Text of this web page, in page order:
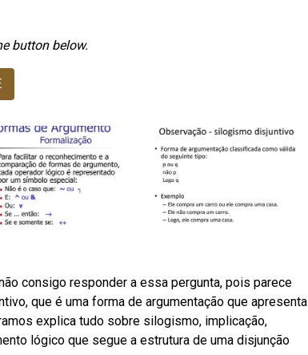
button below.
consigo responder a essa pergunta, pois parece
que é uma forma de argumentação que apresenta
explica tudo sobre silogismo, implicação,
lógico que segue a estrutura de uma disjunção